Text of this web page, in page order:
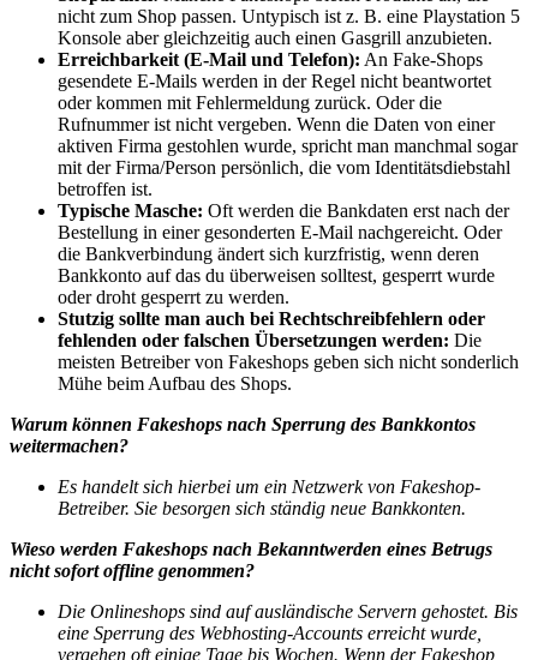
nicht zum Shop passen. Untypisch ist z. B. eine Playstation 5
Konsole aber gleichzeitig auch einen Gasgrill anzubieten.
Erreichbarkeit (E-Mail und Telefon): An Fake-Shops
gesendete E-Mails werden in der Regel nicht beantwortet
oder kommen mit Fehlermeldung zurück. Oder die
Rufnummer ist nicht vergeben. Wenn die Daten von einer
aktiven Firma gestohlen wurde, spricht man manchmal sogar
mit der Firma/Person persönlich, die vom Identitätsdiebstahl
betroffen ist.
Typische Masche: Oft werden die Bankdaten erst nach der
Bestellung in einer gesonderten E-Mail nachgereicht. Oder
die Bankverbindung ändert sich kurzfristig, wenn deren
Bankkonto auf das du überweisen solltest, gesperrt wurde
oder droht gesperrt zu werden.
Stutzig sollte man auch bei Rechtschreibfehlern oder
fehlenden oder falschen Übersetzungen werden: Die
meisten Betreiber von Fakeshops geben sich nicht sonderlich
Mühe beim Aufbau des Shops.
Warum können Fakeshops nach Sperrung des Bankkontos
weitermachen?
Es handelt sich hierbei um ein Netzwerk von Fakeshop-
Betreiber. Sie besorgen sich ständig neue Bankkonten.
Wieso werden Fakeshops nach Bekanntwerden eines Betrugs
nicht sofort offline genommen?
Die Onlineshops sind auf ausländische Servern gehostet. Bis
eine Sperrung des Webhosting-Accounts erreicht wurde,
vergehen oft einige Tage bis Wochen. Wenn der Fakeshop